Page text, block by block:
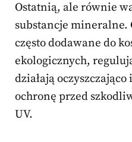
Ostatnią, ale równie
substancje
często dodawane do
ekologicznych,
działają
ochronę przed
UV.